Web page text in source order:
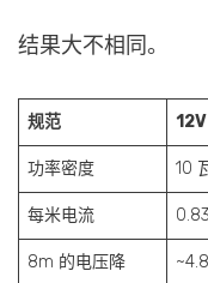
结果大不相同。
规范 12V
功率密度 10
每米电流
8m 的电压降